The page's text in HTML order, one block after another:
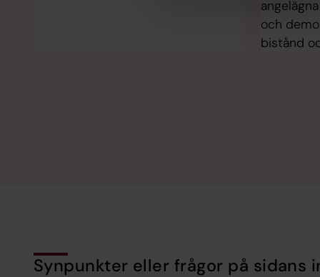
och
bistånd
Synpunkter eller frågor på sidans